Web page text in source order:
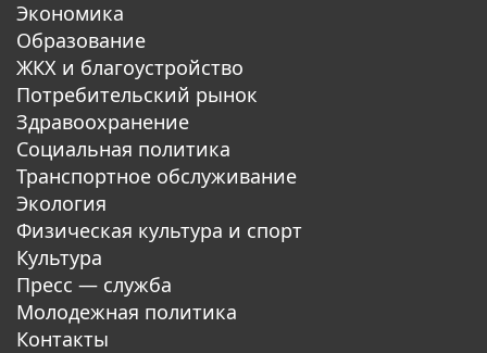
Экономика
Образование
ЖКХ и благоустройство
Потребительский рынок
Здравоохранение
Социальная политика
Транспортное обслуживание
Экология
Физическая культура и спорт
Культура
Пресс — служба
Молодежная политика
Контакты